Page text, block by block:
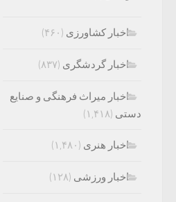
اخبار کشاورزی (۴۶۰)
اخبار گردشگری (۸۳۷)
اخبار میراث فرهنگی و صنایع
دستی (۱,۴۱۸)
اخبار هنری (۱,۴۸۰)
اخبار ورزشی (۱۲۸)